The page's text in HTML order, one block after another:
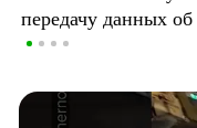
передачу данных